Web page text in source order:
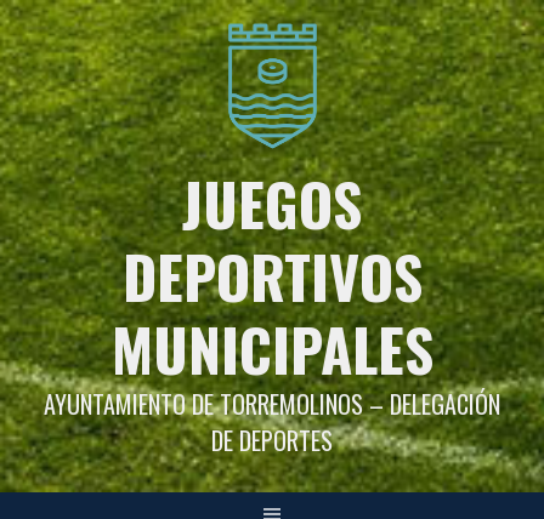
Saltar
al
contenido
JUEGOS
DEPORTIVOS
MUNICIPALES
AYUNTAMIENTO DE TORREMOLINOS – DELEGACIÓN
DE DEPORTES